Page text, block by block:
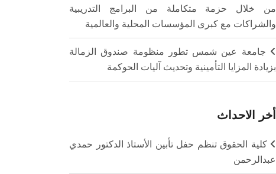
من خلال حزمة متكاملة من البرامج التدريبية
والشراكات مع كبرى المؤسسات المحلية والعالمية
جامعة عين شمس تطور منظومة صندوق الزمالة
بزيادة المزايا التأمينية وتحديث آليات الحوكمة
أخر الاحداث
كلية الحقوق تنظم حفل تأبين الأستاذ الدكتور حمدي
عبدالرحمن